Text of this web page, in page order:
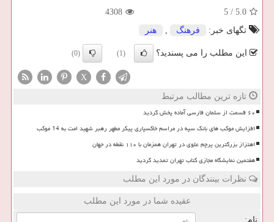
5.0
/
5
4308
تگهای خبر:
فرهنگ , هنر
این مطلب را می پسندید؟ (1)
(0)
X
تازه ترین مطالب مرتبط
۶۰ قسمت از سلمان فارسی آماده پخش گردید
افزایش موکب های بانک سپه در مراسم خاکسپاری پیکر مطهر رهبر شهید امت به 14 موکب
اهتزاز بزرگترین پرچم علوی در تهران همزمان با ۱۱۰ نقطه در جهان
هفتمین نمایشگاه مجازی کتاب تهران تمدید گردید
نظرات بینندگان در مورد این مطلب
عقیده شما در مورد این مطلب
نام: